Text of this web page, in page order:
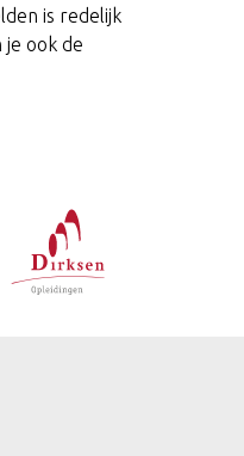
is redelijk
je ook de